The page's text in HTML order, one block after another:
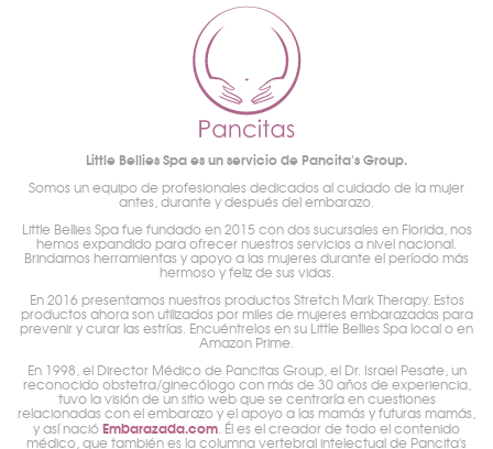
Little Bellies Spa es un servicio de Pancita's Group.
Somos un equipo de profesionales dedicados al cuidado de la mujer
antes, durante y después del embarazo.
Little Bellies Spa fue fundado en 2015 con dos sucursales en Florida, nos
hemos expandido para ofrecer nuestros servicios a nivel nacional.
Brindamos herramientas y apoyo a las mujeres durante el período más
hermoso y feliz de sus vidas.
En 2016 presentamos nuestros productos Stretch Mark Therapy. Estos
productos ahora son utilizados por miles de mujeres embarazadas para
prevenir y curar las estrías. Encuéntrelos en su Little Bellies Spa local o en
Amazon Prime.
En 1998, el Director Médico de Pancitas Group, el Dr. Israel Pesate, un
reconocido obstetra/ginecólogo con más de 30 años de experiencia,
tuvo la visión de un sitio web que se centraría en cuestiones
relacionadas con el embarazo y el apoyo a las mamás y futuras mamás,
y así nacióEmbarazada.com. Él es el creador de todo el contenido
médico, que también es la columna vertebral intelectual de Pancita's